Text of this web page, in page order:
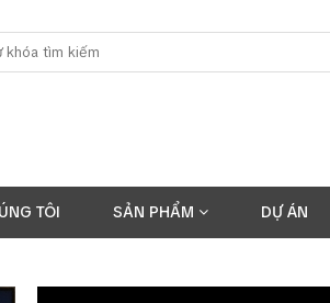
TÔI SẢN PHẨM DỰ ÁN